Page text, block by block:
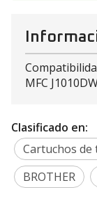
MFC
Clasificado en:
Cartuchos de
BROTHER